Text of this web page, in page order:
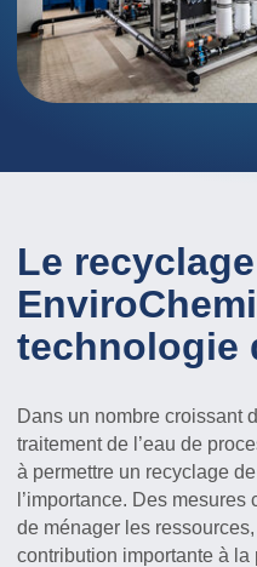
Le
technologie
Dans un nombre croissant
traitement de l’eau de
à permettre un recyclage
l’importance. Des
de ménager les
contribution importante à la